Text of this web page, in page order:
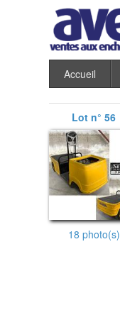
Accueil
Lot n° 56
18 photo(s)